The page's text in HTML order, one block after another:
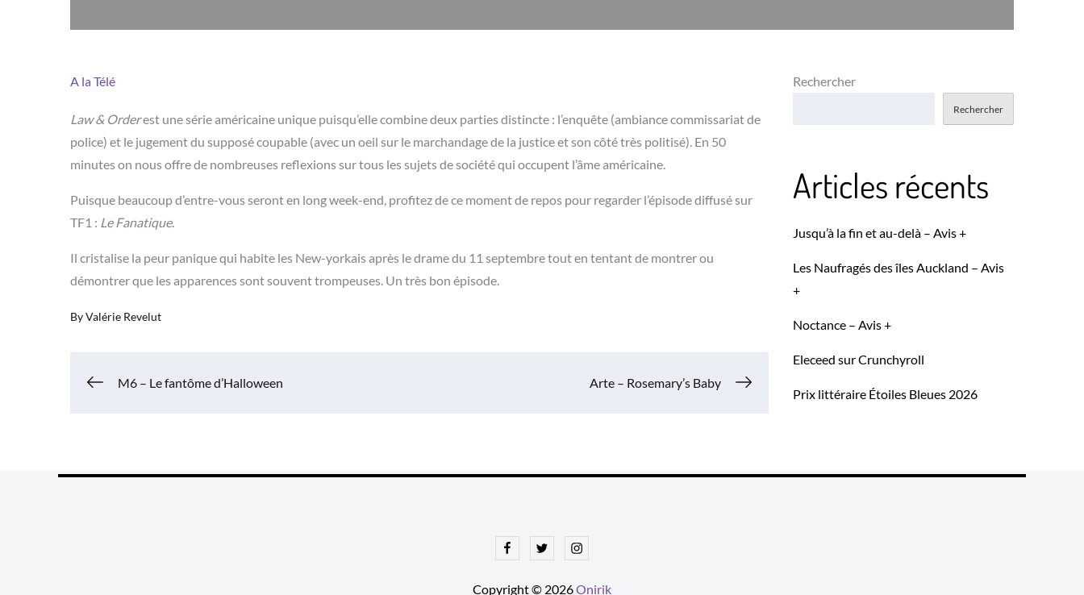
A la Télé
Law & Orderest une série américaine unique puisqu’elle combine deux parties distincte : l’enquête (ambiance commissariat de
police) et le jugement du supposé coupable (avec un oeil sur le marchandage de la justice et son côté très politisé). En 50
minutes on nous offre de nombreuses reflexions sur tous les sujets de société qui occupent l’âme américaine.
Puisque beaucoup d’entre-vous seront en long week-end, profitez de ce moment de repos pour regarder l’épisode diffusé sur
TF1 : Le Fanatique.
Il cristalise la peur panique qui habite les New-yorkais après le drame du 11 septembre tout en tentant de montrer ou
démontrer que les apparences sont souvent trompeuses. Un très bon épisode.
ByValérie Revelut
Navigation
l’article
M6 – Le fantôme d’Halloween Arte – Rosemary’s Baby
Rechercher
Rechercher
Articles récents
Jusqu’à la fin et au-delà – Avis +
Les Naufragés des îles Auckland – Avis
+
Noctance – Avis +
Eleceed sur Crunchyroll
Prix littéraire Étoiles Bleues 2026
FacebookTwitterInstagram
Copyright © 2026Onirik